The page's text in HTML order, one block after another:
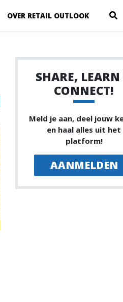
OVER RETAIL OUTLOOK
SHARE,
CONNECT!
Meld je aan, deel jouw
en haal alles uit het
platform!
AANMELDEN